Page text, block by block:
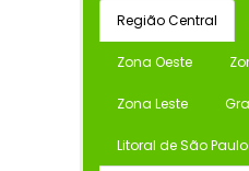
Região Central
Zona Oeste
Zona Leste
Litoral de São Paulo